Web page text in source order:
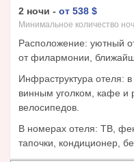
2 ночи - от 538 $
Минимальное количество
Расположение: уютный
от филармонии,
Инфраструктура отеля:
винным уголком, кафе и
велосипедов.
В номерах отеля: ТВ,
тапочки, кондиционер,